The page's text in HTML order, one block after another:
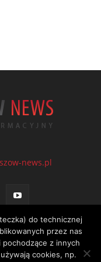
news.pl
portalu
do technicznej
przez nas
pochodzące z innych
cookies, np.